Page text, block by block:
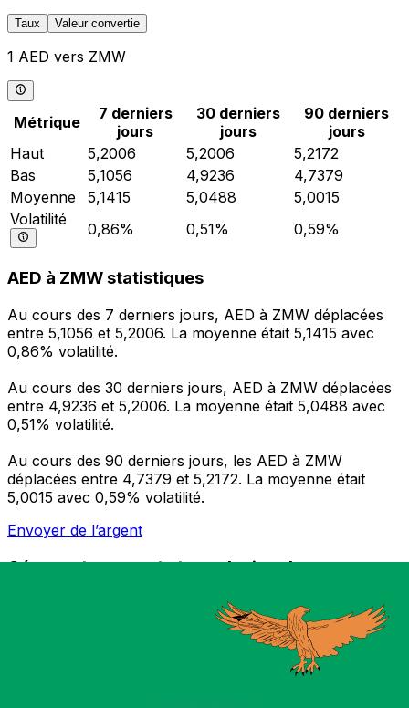
Taux Valeur convertie
1 AED vers ZMW
Métrique
7 derniers
jours
30 derniers
jours
90 derniers
jours
Haut
5,2006 5,2006
5,2172
Bas
5,1056 4,9236
4,7379
Moyenne
5,1415 5,0488
5,0015
Volatilité
0,86% 0,51% 0,59%
AED à ZMW statistiques
Au cours des 7 derniers jours, AED à ZMW déplacées
entre 5,1056 et 5,2006. La moyenne était 5,1415 avec
0,86% volatilité.
Au cours des 30 derniers jours, AED à ZMW déplacées
entre 4,9236 et 5,2006. La moyenne était 5,0488 avec
0,51% volatilité.
Au cours des 90 derniers jours, les AED à ZMW
déplacées entre 4,7379 et 5,2172. La moyenne était
5,0015 avec 0,59% volatilité.
Envoyer de l’argent
Gérez votre argent et vos devises lorsque vous
L'application Xe réunit toutes les fonctionnalités
nécessaires pour vos transferts d'argent internationaux
et la gestion de vos devises. Convertissez des devises,
programmez des alertes de taux et transférez de